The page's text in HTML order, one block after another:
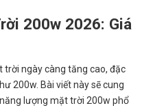
200w 2026: Giá
trời ngày càng tăng cao, đặc
200w. Bài viết này sẽ cung
lượng mặt trời 200w phổ